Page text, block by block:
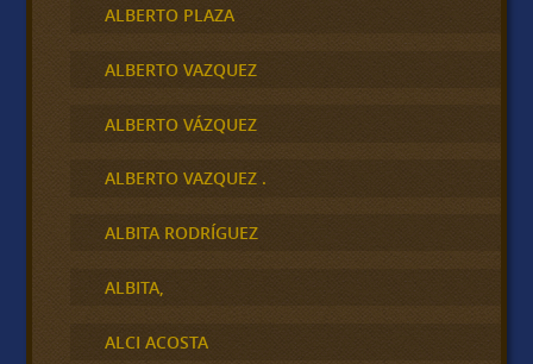
ALBERTO PLAZA
ALBERTO VAZQUEZ
ALBERTO VÁZQUEZ
ALBERTO VAZQUEZ .
ALBITA RODRÍGUEZ
ALBITA,
ALCI ACOSTA